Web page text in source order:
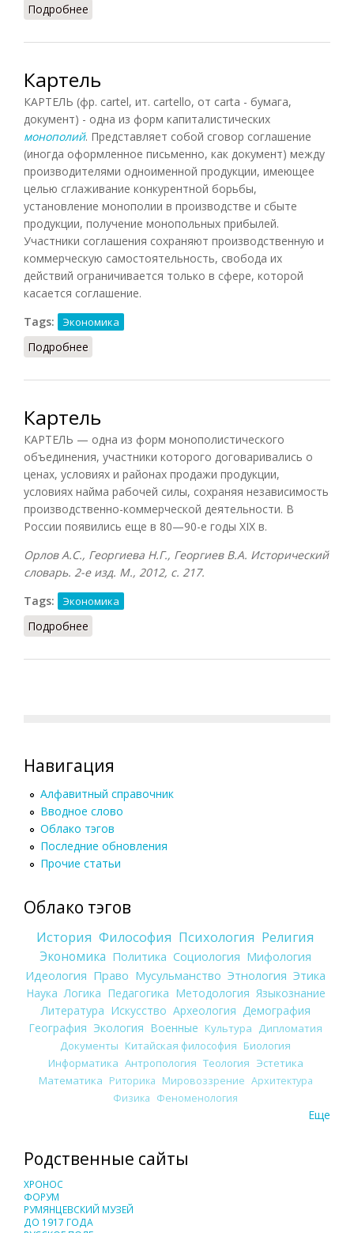
Подробнее
Картель
КАРТЕЛЬ (фр. cartel, ит. cartello, от carta - бумага,
документ) - одна из форм капиталистических
монополий. Представляет собой сговор соглашение
(иногда оформленное письменно, как документ) между
производителями одноименной продукции, имеющее
целью сглаживание конкурентной борьбы,
установление монополии в производстве и сбыте
продукции, получение монопольных прибылей.
Участники соглашения сохраняют производственную и
коммерческую самостоятельность, свобода их
действий ограничивается только в сфере, которой
касается соглашение.
Tags:
Экономика
Подробнее
Картель
КАРТЕЛЬ — одна из форм монополистического
объединения, участники которого договаривались о
ценах, условиях и районах продажи продукции,
условиях найма рабочей силы, сохраняя независимость
производственно-коммерческой деятельности. В
России появились еще в 80—90-е годы XIX в.
Орлов А.С., Георгиева Н.Г., Георгиев В.А. Исторический
словарь. 2-е изд. М., 2012, с. 217.
Tags:
Экономика
Подробнее
Навигация
Алфавитный справочник
Вводное слово
Облако тэгов
Последние обновления
Прочие статьи
Облако тэгов
История Философия Психология Религия
Экономика Политика Социология Мифология
Идеология Право Мусульманство Этнология Этика
Наука Логика Педагогика Методология Языкознание
Литература Искусство Археология Демография
География Экология Военные Культура
Дипломатия
Документы Китайская философия Биология
Информатика Антропология Теология Эстетика
Математика Риторика Мировоззрение Архитектура
Физика Феноменология
Еще
Родственные сайты
ХРОНОС
ФОРУМ
РУМЯНЦЕВСКИЙ МУЗЕЙ
ДО 1917 ГОДА